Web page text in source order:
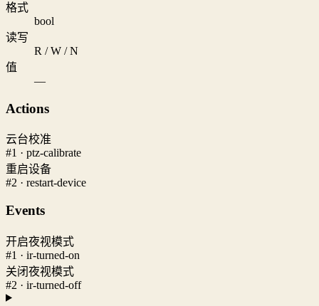
格式
bool
读写
R / W / N
值
—
Actions
云台校准
#1 · ptz-calibrate
重启设备
#2 · restart-device
Events
开启夜视模式
#1 · ir-turned-on
关闭夜视模式
#2 · ir-turned-off